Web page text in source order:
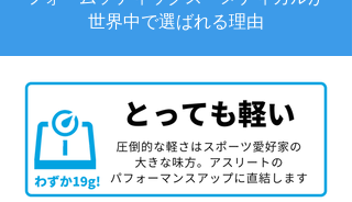
世界中で選ばれる理由